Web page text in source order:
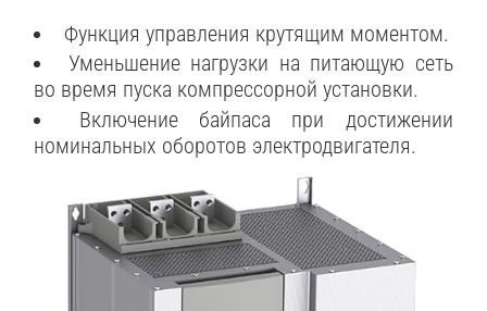
Функция управления крутящим моментом.
Уменьшение нагрузки на питающую сеть
во время пуска компрессорной установки.
Включение байпаса при достижении
номинальных оборотов электродвигателя.